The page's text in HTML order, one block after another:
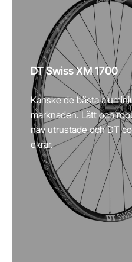
DT Swiss XM 1700
Kanske de bästa
marknaden. Lätt och
nav utrustade och DT
ekrar.